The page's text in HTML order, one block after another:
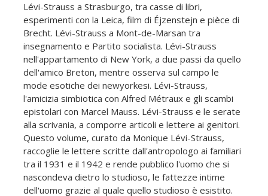
Lévi-Strauss a Strasburgo, tra casse di libri,
esperimenti con la Leica, film di Éjzenstejn e pièce di
Brecht. Lévi-Strauss a Mont-de-Marsan tra
insegnamento e Partito socialista. Lévi-Strauss
nell'appartamento di New York, a due passi da quello
dell'amico Breton, mentre osserva sul campo le
mode esotiche dei newyorkesi. Lévi-Strauss,
l'amicizia simbiotica con Alfred Métraux e gli scambi
epistolari con Marcel Mauss. Lévi-Strauss e le serate
alla scrivania, a comporre articoli e lettere ai genitori.
Questo volume, curato da Monique Lévi-Strauss,
raccoglie le lettere scritte dall'antropologo ai familiari
tra il 1931 e il 1942 e rende pubblico l'uomo che si
nascondeva dietro lo studioso, le fattezze intime
dell'uomo grazie al quale quello studioso è esistito.